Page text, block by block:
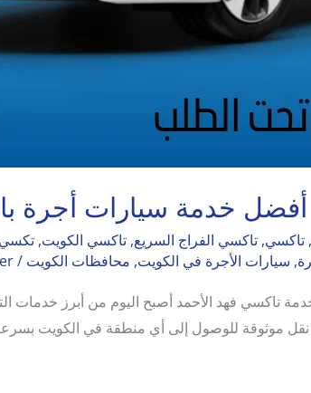
خدمة سيارات أجرة
, تاكسي, تاكسي الفراج السريع, تاكسي الكويت, تكسي
, سيارات الأجرة في الكويت, محافظات الكويت /
تاكسي فهد الأحمد أصبح اليوم من أبرز خدمات
موثوقة للوصول إلى أي منطقة في الكويت بسرعة